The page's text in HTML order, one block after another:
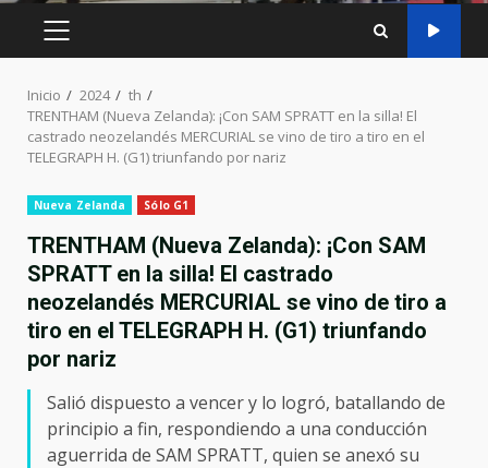
MENÚ
Inicio 2024
th
TRENTHAM (Nueva Zelanda): ¡Con SAM SPRATT en la silla! El
castrado neozelandés MERCURIAL se vino de tiro a tiro en el
TELEGRAPH H. (G1) triunfando por nariz
Nueva Zelanda Sólo G1
TRENTHAM (Nueva Zelanda): ¡Con SAM
SPRATT en la silla! El castrado
neozelandés MERCURIAL se vino de tiro a
tiro en el TELEGRAPH H. (G1) triunfando
por nariz
Salió dispuesto a vencer y lo logró, batallando de
principio a fin, respondiendo a una conducción
aguerrida de SAM SPRATT, quien se anexó su